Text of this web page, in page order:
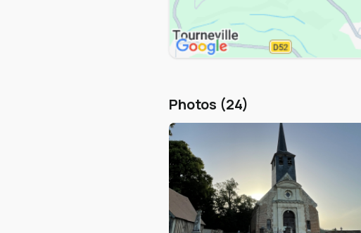
Photos (24)